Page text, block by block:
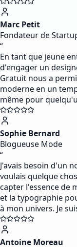
Marc Petit
Fondateur de
“
En tant que jeune
d'engager un
Gratuit nous a
moderne en un
même pour
Sophie Bernard
Blogueuse Mode
“
J'avais besoin d'un
voulais quelque
capter l'essence de
et la typographie
à mon univers. Je
Antoine Moreau